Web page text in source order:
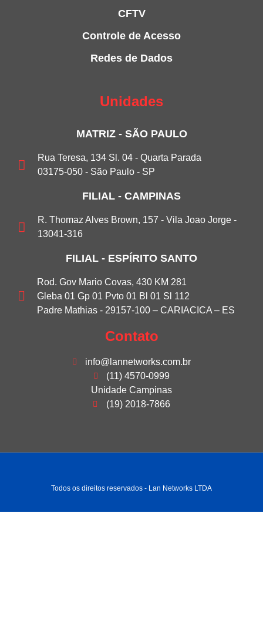
CFTV
Controle de Acesso
Redes de Dados
Unidades
MATRIZ - SÃO PAULO
Rua Teresa, 134 Sl. 04 - Quarta Parada
03175-050 - São Paulo - SP
FILIAL - CAMPINAS
R. Thomaz Alves Brown, 157 - Vila Joao Jorge -
13041-316
FILIAL - ESPÍRITO SANTO
Rod. Gov Mario Covas, 430 KM 281
Gleba 01 Gp 01 Pvto 01 Bl 01 Sl 112
Padre Mathias - 29157-100 – CARIACICA – ES
Contato
info@lannetworks.com.br
(11) 4570-0999
Unidade Campinas
(19) 2018-7866
Todos os direitos reservados - Lan Networks LTDA